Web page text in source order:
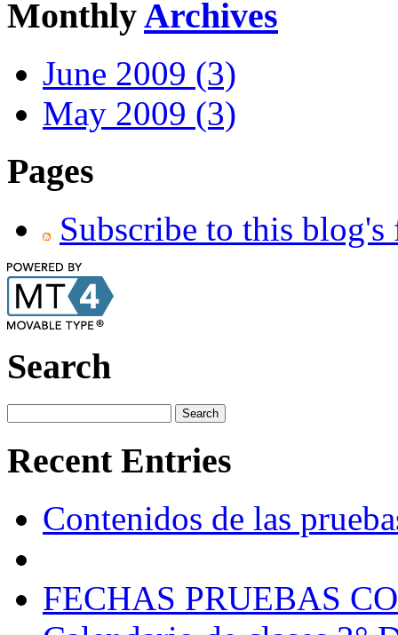
MonthlyArchives
June 2009 (3)
May 2009 (3)
Pages
Subscribe to this blog's
Search
Recent Entries
Contenidos de las
FECHAS PRUEBAS